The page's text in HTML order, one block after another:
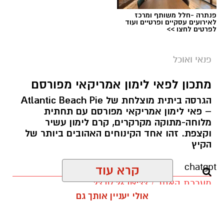
אופן ההכנה
מחממים מחבת עם שמן הזית והחמאה.
מטגנים את הבצל במשך כ-2 דקות.
דקות, עד שהן מתרככות אך נשארות מעט
ופל בלגי במילוי שוקולד וחלוה צילום הדס ניצן
תגים:ופל בלגי במילוי שוקולד וחלוה
):
פנתרה -חלל משותף ומרכז
לאירועים עסקיים ופרטיים ועוד
לפרטים לחצו >>
פנאי ואוכל
מתכון לפאי לימון אמריקאי מפורסם
הגרסה ביתית מוצלחת של Atlantic Beach Pie
– פאי לימון אמריקאי מפורסם עם תחתית
מלוחה-מתוקה מקרקרים, קרם לימון עשיר
וקצפת. זהו אחד הקינוחים האהובים ביותר של
הקיץ
קרא עוד
אולי יעניין אותך גם